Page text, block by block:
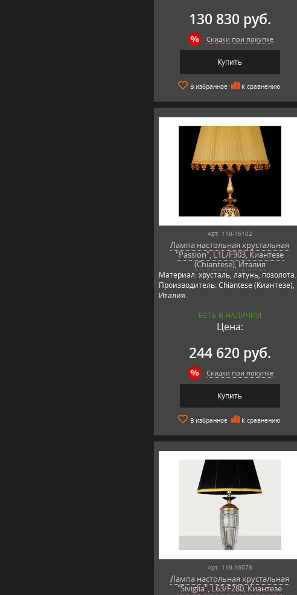
130 830 руб.
Скидки при покупке
Купить
В избранное К сравнению
Арт: 119-16102
Лампа настольная хрустальная
"Passion", L1L/F903, Киантезе
(Chiantese), Италия
Материал: хрусталь, латунь, позолота.
Производитель: Chiantese (Киантезе),
Италия.
ЕСТЬ В НАЛИЧИИ
Цена:
244 620 руб.
Скидки при покупке
Купить
В избранное К сравнению
Арт: 119-16078
Лампа настольная хрустальная
"Siviglia", L63/F280, Киантезе